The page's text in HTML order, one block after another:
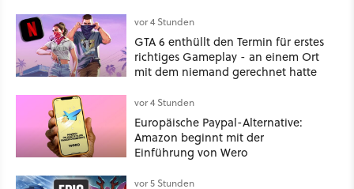
vor 4 Stunden
GTA 6 enthüllt den Termin für erstes
richtiges Gameplay - an einem Ort
mit dem niemand gerechnet hatte
vor 4 Stunden
Europäische Paypal-Alternative:
Amazon beginnt mit der
Einführung von Wero
vor 5 Stunden